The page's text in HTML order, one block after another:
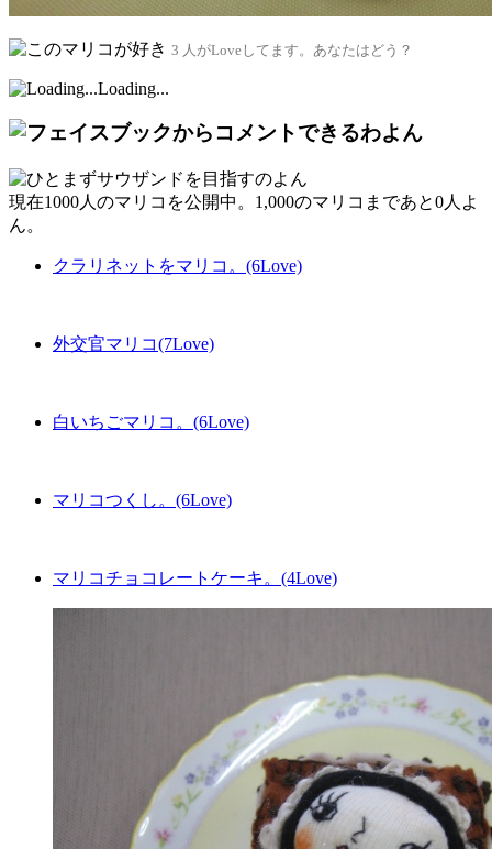
3 人がLoveしてます。あなたはどう？
Loading...
現在1000人 のマリコを公開中。1,000のマリコまであと0人 よ
ん。
クラリネットをマリコ。(6Love)
外交官マリコ(7Love)
白いちごマリコ。(6Love)
マリコつくし。(6Love)
マリコチョコレートケーキ。(4Love)